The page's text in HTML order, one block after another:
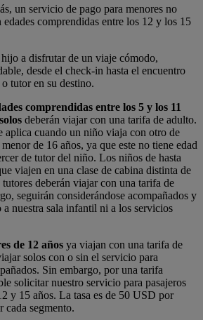
un servicio de pago para menores no
edades comprendidas entre los 12 y los 15
a disfrutar de un viaje cómodo,
desde el check-in hasta el encuentro
tutor en su destino.
comprendidas entre los 5 y los 11
deberán viajar con una tarifa de adulto.
aplica cuando un niño viaja con otro de
de 16 años, ya que este no tiene edad
de tutor del niño. Los niños de hasta
viajen en una clase de cabina distinta de
tutores deberán viajar con una tarifa de
seguirán considerándose acompañados y
a nuestra sala infantil ni a los servicios
de 12 años ya viajan con una tarifa de
solos con o sin el servicio para
Sin embargo, por una tarifa
solicitar nuestro servicio para pasajeros
y 15 años. La tasa es de 50 USD por
cada segmento.